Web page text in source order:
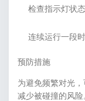
检查指示灯状
连续运行一段
预防措施
为避免频繁对光
减少被碰撞的风险